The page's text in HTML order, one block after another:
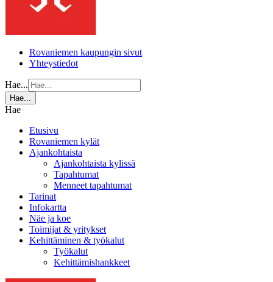
Rovaniemen kaupungin sivut
Yhteystiedot
Hae...
Hae...
Hae
Etusivu
Rovaniemen kylät
Ajankohtaista
Ajankohtaista kylissä
Tapahtumat
Menneet tapahtumat
Tarinat
Infokartta
Näe ja koe
Toimijat & yritykset
Kehittäminen & työkalut
Työkalut
Kehittämishankkeet